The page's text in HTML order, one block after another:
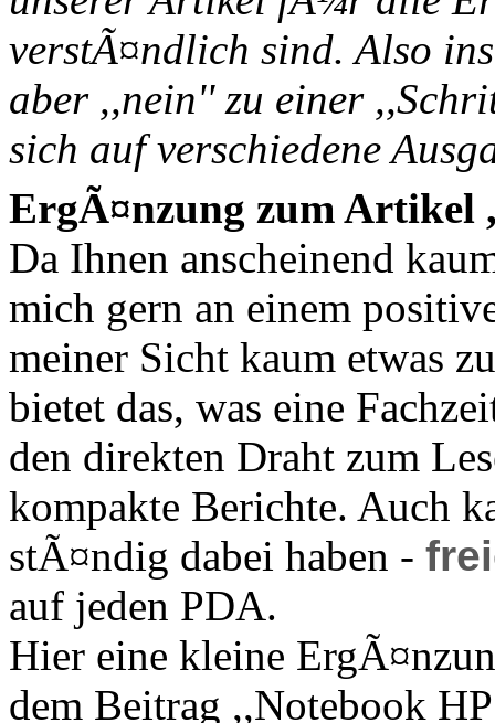
verstÃ¤ndlich sind. Also
aber ,,nein'' zu einer
sich auf verschiedene
ErgÃ¤nzung zum Artikel
Da Ihnen anscheinend
mich gern an einem
meiner Sicht kaum etwas
bietet das, was eine
den direkten Draht zum
kompakte Berichte. Auch
stÃ¤ndig dabei haben -
auf jeden PDA.
Hier eine kleine
dem Beitrag ,,Notebook